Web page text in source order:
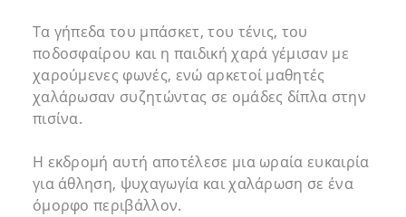
Τα γήπεδα του μπάσκετ, του τένις, του
ποδοσφαίρου και η παιδική χαρά γέμισαν με
χαρούμενες φωνές, ενώ αρκετοί μαθητές
χαλάρωσαν συζητώντας σε ομάδες δίπλα στην
πισίνα.
Η εκδρομή αυτή αποτέλεσε μια ωραία ευκαιρία
για άθληση, ψυχαγωγία και χαλάρωση σε ένα
όμορφο περιβάλλον.